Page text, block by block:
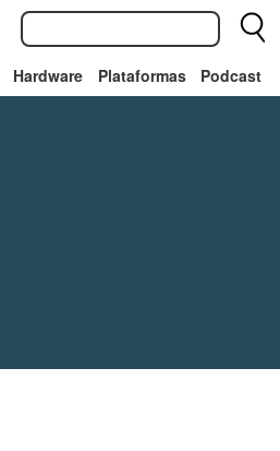
Hardware Plataformas Podcast